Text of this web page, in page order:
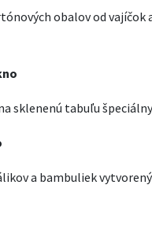
obalov od vajíčok
sklenenú tabuľu
a bambuliek